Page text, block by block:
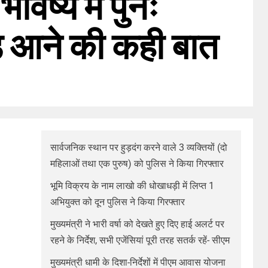
आने की कही बात
सार्वजनिक स्थान पर हुड़दंग करने वाले 3 व्यक्तियों (दो
महिलाओं तथा एक पुरुष) को पुलिस ने किया गिरफ्तार
भूमि विक्रय के नाम लाखो की धोखाधड़ी में लिप्त 1
अभियुक्त को दून पुलिस ने किया गिरफ्तार
मुख्यमंत्री ने भारी वर्षा को देखते हुए दिए हाई अलर्ट पर
रहने के निर्देश, सभी एजेंसियां पूरी तरह सतर्क रहें- सीएम
मुख्यमंत्री धामी के दिशा-निर्देशों में पीएम आवास योजना